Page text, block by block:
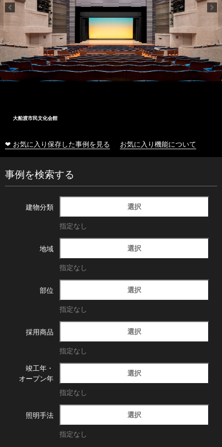
大船渡市民文化会館
❤ お気に入り保存した事例を見る お気に入り機能について
事例を検索する
建物分類 選択
指定なし
地域 選択
指定なし
部位 選択
指定なし
採用商品 選択
指定なし
竣工年・
オープン年
選択
指定なし
照明手法 選択
指定なし